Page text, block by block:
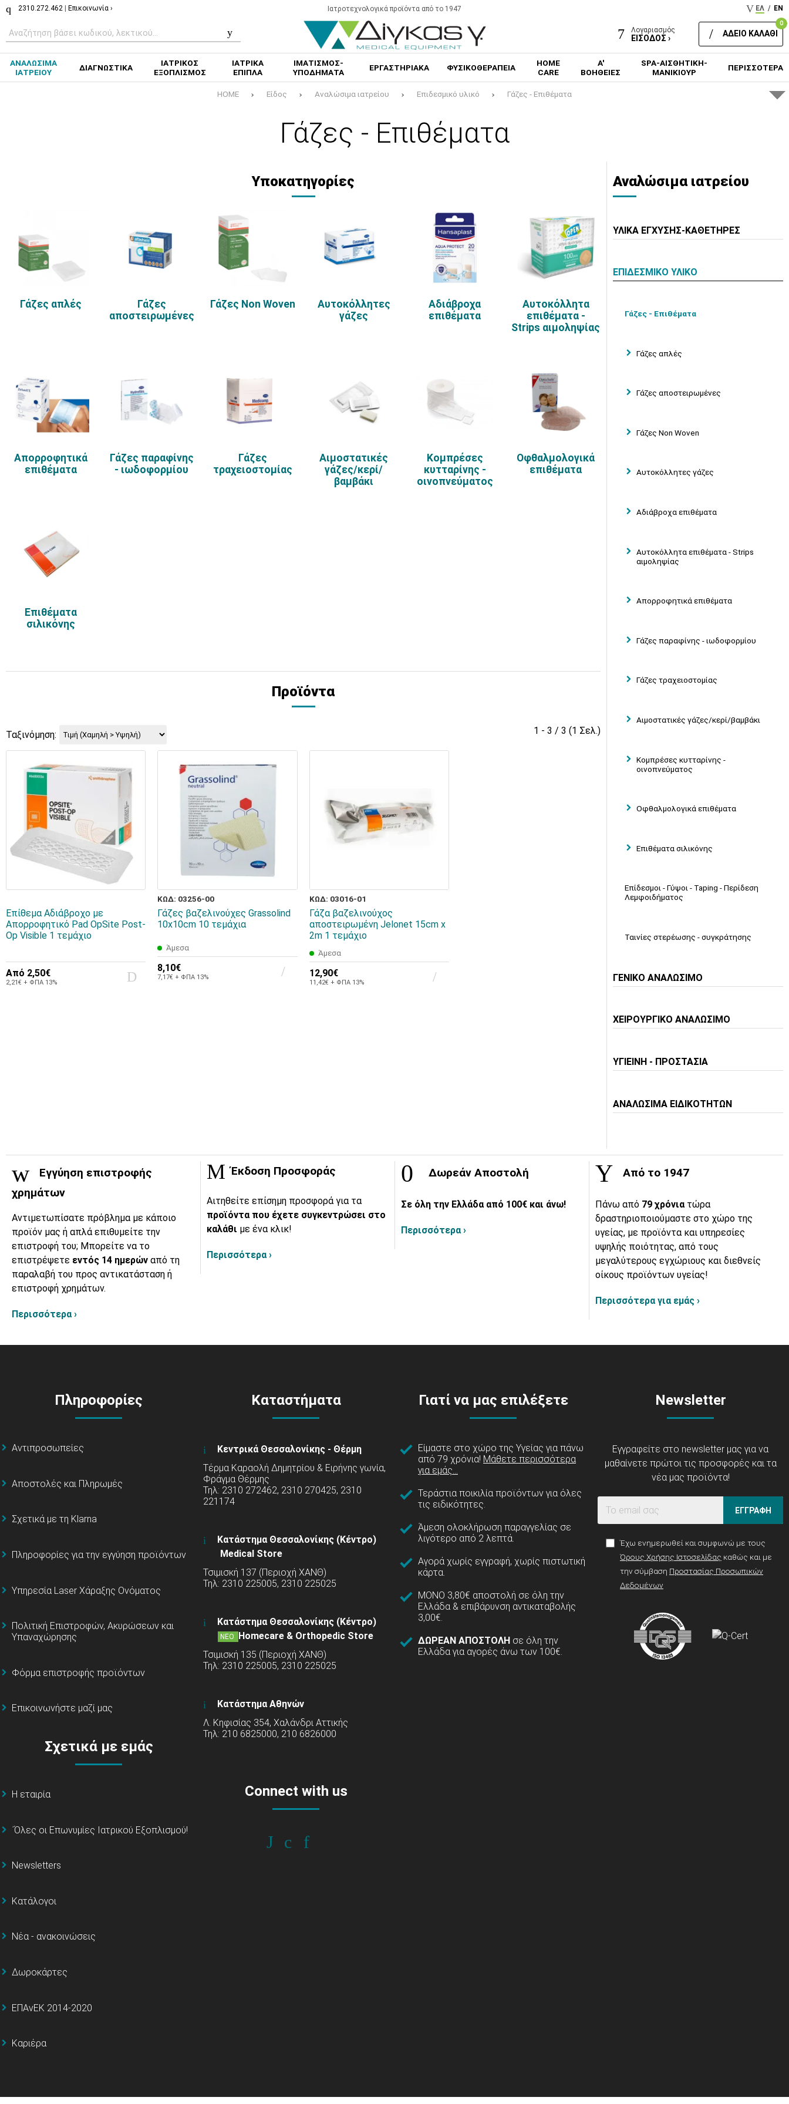
2310.272.462 Επικοινωνία › Ιατροτεχνολογικά προϊόντα από το 1947 ΕΛ / EN
Λογαριασμός
ΕΙΣΟΔΟΣ ›
0
ΑΔΕΙΟ ΚΑΛΑΘΙ
ΑΝΑΛΩΣΙΜΑ
ΙΑΤΡΕΙΟΥ
ΔΙΑΓΝΩΣΤΙΚΑ
ΙΑΤΡΙΚΟΣ
ΕΞΟΠΛΙΣΜΟΣ
ΙΑΤΡΙΚΑ
ΕΠΙΠΛΑ
ΙΜΑΤΙΣΜΟΣ-
ΥΠΟΔΗΜΑΤΑ
ΕΡΓΑΣΤΗΡΙΑΚΑ ΦΥΣΙΚΟΘΕΡΑΠΕΙΑ
HOME
CARE
Α'
ΒΟΗΘΕΙΕΣ
SPA-ΑΙΣΘΗΤΙΚΗ-
ΜΑΝΙΚΙΟΥΡ
ΠΕΡΙΣΣΟΤΕΡΑ
HOME Είδος Αναλώσιμα ιατρείου Επιδεσμικό υλικό Γάζες - Επιθέματα
Γάζες - Επιθέματα
Υποκατηγορίες
Γάζες απλές
Γάζες
αποστειρωμένες
Γάζες Non Woven
Αυτοκόλλητες
γάζες
Αδιάβροχα
επιθέματα
Αυτοκόλλητα
επιθέματα -
Strips αιμοληψίας
Απορροφητικά
επιθέματα
Γάζες παραφίνης
- ιωδοφορμίου
Γάζες
τραχειοστομίας
Αιμοστατικές
γάζες/κερί/
βαμβάκι
Κομπρέσες
κυτταρίνης -
οινοπνεύματος
Οφθαλμολογικά
επιθέματα
Επιθέματα
σιλικόνης
Προϊόντα
Ταξινόμηση: 1 - 3 / 3 (1 Σελ.)
Επίθεμα Αδιάβροχο με
Απορροφητικό Pad OpSite Post-
Op Visible 1 τεμάχιο
Από 2,50€
2,21€ + ΦΠΑ 13%
ΚΩΔ: 03256-00
Γάζες βαζελινούχες Grassolind
10x10cm 10 τεμάχια
Άμεσα
8,10€
7,17€ + ΦΠΑ 13%
ΚΩΔ: 03016-01
Γάζα βαζελινούχος
αποστειρωμένη Jelonet 15cm x
2m 1 τεμάχιο
Άμεσα
12,90€
11,42€ + ΦΠΑ 13%
Αναλώσιμα ιατρείου
ΥΛΙΚΑ ΕΓΧΥΣΗΣ-ΚΑΘΕΤΗΡΕΣ
ΕΠΙΔΕΣΜΙΚΟ ΥΛΙΚΟ
Γάζες - Επιθέματα
Γάζες απλές
Γάζες αποστειρωμένες
Γάζες Non Woven
Αυτοκόλλητες γάζες
Αδιάβροχα επιθέματα
Αυτοκόλλητα επιθέματα - Strips
αιμοληψίας
Απορροφητικά επιθέματα
Γάζες παραφίνης - ιωδοφορμίου
Γάζες τραχειοστομίας
Αιμοστατικές γάζες/κερί/βαμβάκι
Κομπρέσες κυτταρίνης -
οινοπνεύματος
Οφθαλμολογικά επιθέματα
Επιθέματα σιλικόνης
Επίδεσμοι - Γύψοι - Taping - Περίδεση
Λεμφοιδήματος
Ταινίες στερέωσης - συγκράτησης
ΓΕΝΙΚΟ ΑΝΑΛΩΣΙΜΟ
ΧΕΙΡΟΥΡΓΙΚΟ ΑΝΑΛΩΣΙΜΟ
ΥΓΙΕΙΝΗ - ΠΡΟΣΤΑΣΙΑ
ΑΝΑΛΩΣΙΜΑ ΕΙΔΙΚΟΤΗΤΩΝ
Εγγύηση επιστροφής
χρημάτων
Αντιμετωπίσατε πρόβλημα με κάποιο
προϊόν μας ή απλά επιθυμείτε την
επιστροφή του; Μπορείτε να το
επιστρέψετε εντός 14 ημερών από τη
παραλαβή του προς αντικατάσταση ή
επιστροφή χρημάτων.
Περισσότερα ›
Έκδοση Προσφοράς
Αιτηθείτε επίσημη προσφορά για τα
προϊόντα που έχετε συγκεντρώσει στο
καλάθι με ένα κλικ!
Περισσότερα ›
Δωρεάν Αποστολή
Σε όλη την Ελλάδα από 100€ και άνω!
Περισσότερα ›
Από το 1947
Πάνω από 79 χρόνια τώρα
δραστηριοποιούμαστε στο χώρο της
υγείας, με προϊόντα και υπηρεσίες
υψηλής ποιότητας, από τους
μεγαλύτερους εγχώριους και διεθνείς
οίκους προϊόντων υγείας!
Περισσότερα για εμάς ›
Πληροφορίες
Αντιπροσωπείες
Αποστολές και Πληρωμές
Σχετικά με τη Klarna
Πληροφορίες για την εγγύηση προϊόντων
Υπηρεσία Laser Χάραξης Ονόματος
Πολιτική Επιστροφών, Ακυρώσεων και
Υπαναχώρησης
Φόρμα επιστροφής προϊόντων
Επικοινωνήστε μαζί μας
Σχετικά με εμάς
Η εταιρία
΄Όλες οι Επωνυμίες Ιατρικού Εξοπλισμού!
Newsletters
Κατάλογοι
Νέα - ανακοινώσεις
Δωροκάρτες
ΕΠΑνΕΚ 2014-2020
Καριέρα
Καταστήματα
Κεντρικά Θεσσαλονίκης - Θέρμη
Τέρμα Καραολή Δημητρίου & Ειρήνης γωνία,
Φράγμα Θέρμης
Τηλ: 2310 272462, 2310 270425, 2310
221174
Κατάστημα Θεσσαλονίκης (Κέντρο)
Medical Store
Τσιμισκή 137 (Περιοχή ΧΑΝΘ)
Τηλ: 2310 225005, 2310 225025
Κατάστημα Θεσσαλονίκης (Κέντρο)
ΝΕΟ
Homecare & Orthopedic Store
Τσιμισκή 135 (Περιοχή ΧΑΝΘ)
Τηλ: 2310 225005, 2310 225025
Κατάστημα Αθηνών
Λ. Κηφισίας 354, Χαλάνδρι Αττικής
Τηλ: 210 6825000, 210 6826000
Connect with us
Γιατί να μας επιλέξετε
Είμαστε στο χώρο της Υγείας για πάνω
από 79 χρόνια! Μάθετε περισσότερα
για εμάς...
Τεράστια ποικιλία προϊόντων για όλες
τις ειδικότητες.
Άμεση ολοκλήρωση παραγγελίας σε
λιγότερο από 2 λεπτά.
Αγορά χωρίς εγγραφή, χωρίς πιστωτική
κάρτα.
ΜΟΝΟ 3,80€ αποστολή σε όλη την
Ελλάδα & επιβάρυνση αντικαταβολής
3,00€.
ΔΩΡΕΑΝ ΑΠΟΣΤΟΛΗ σε όλη την
Ελλάδα για αγορές άνω των 100€.
Newsletter
Εγγραφείτε στο newsletter μας για να
μαθαίνετε πρώτοι τις προσφορές και τα
νέα μας προϊόντα!
ΕΓΓΡΑΦΗ
Έχω ενημερωθεί και συμφωνώ με τους
Όρους Χρήσης Ιστοσελίδας καθώς και με
την σύμβαση Προστασίας Προσωπικών
Δεδομένων